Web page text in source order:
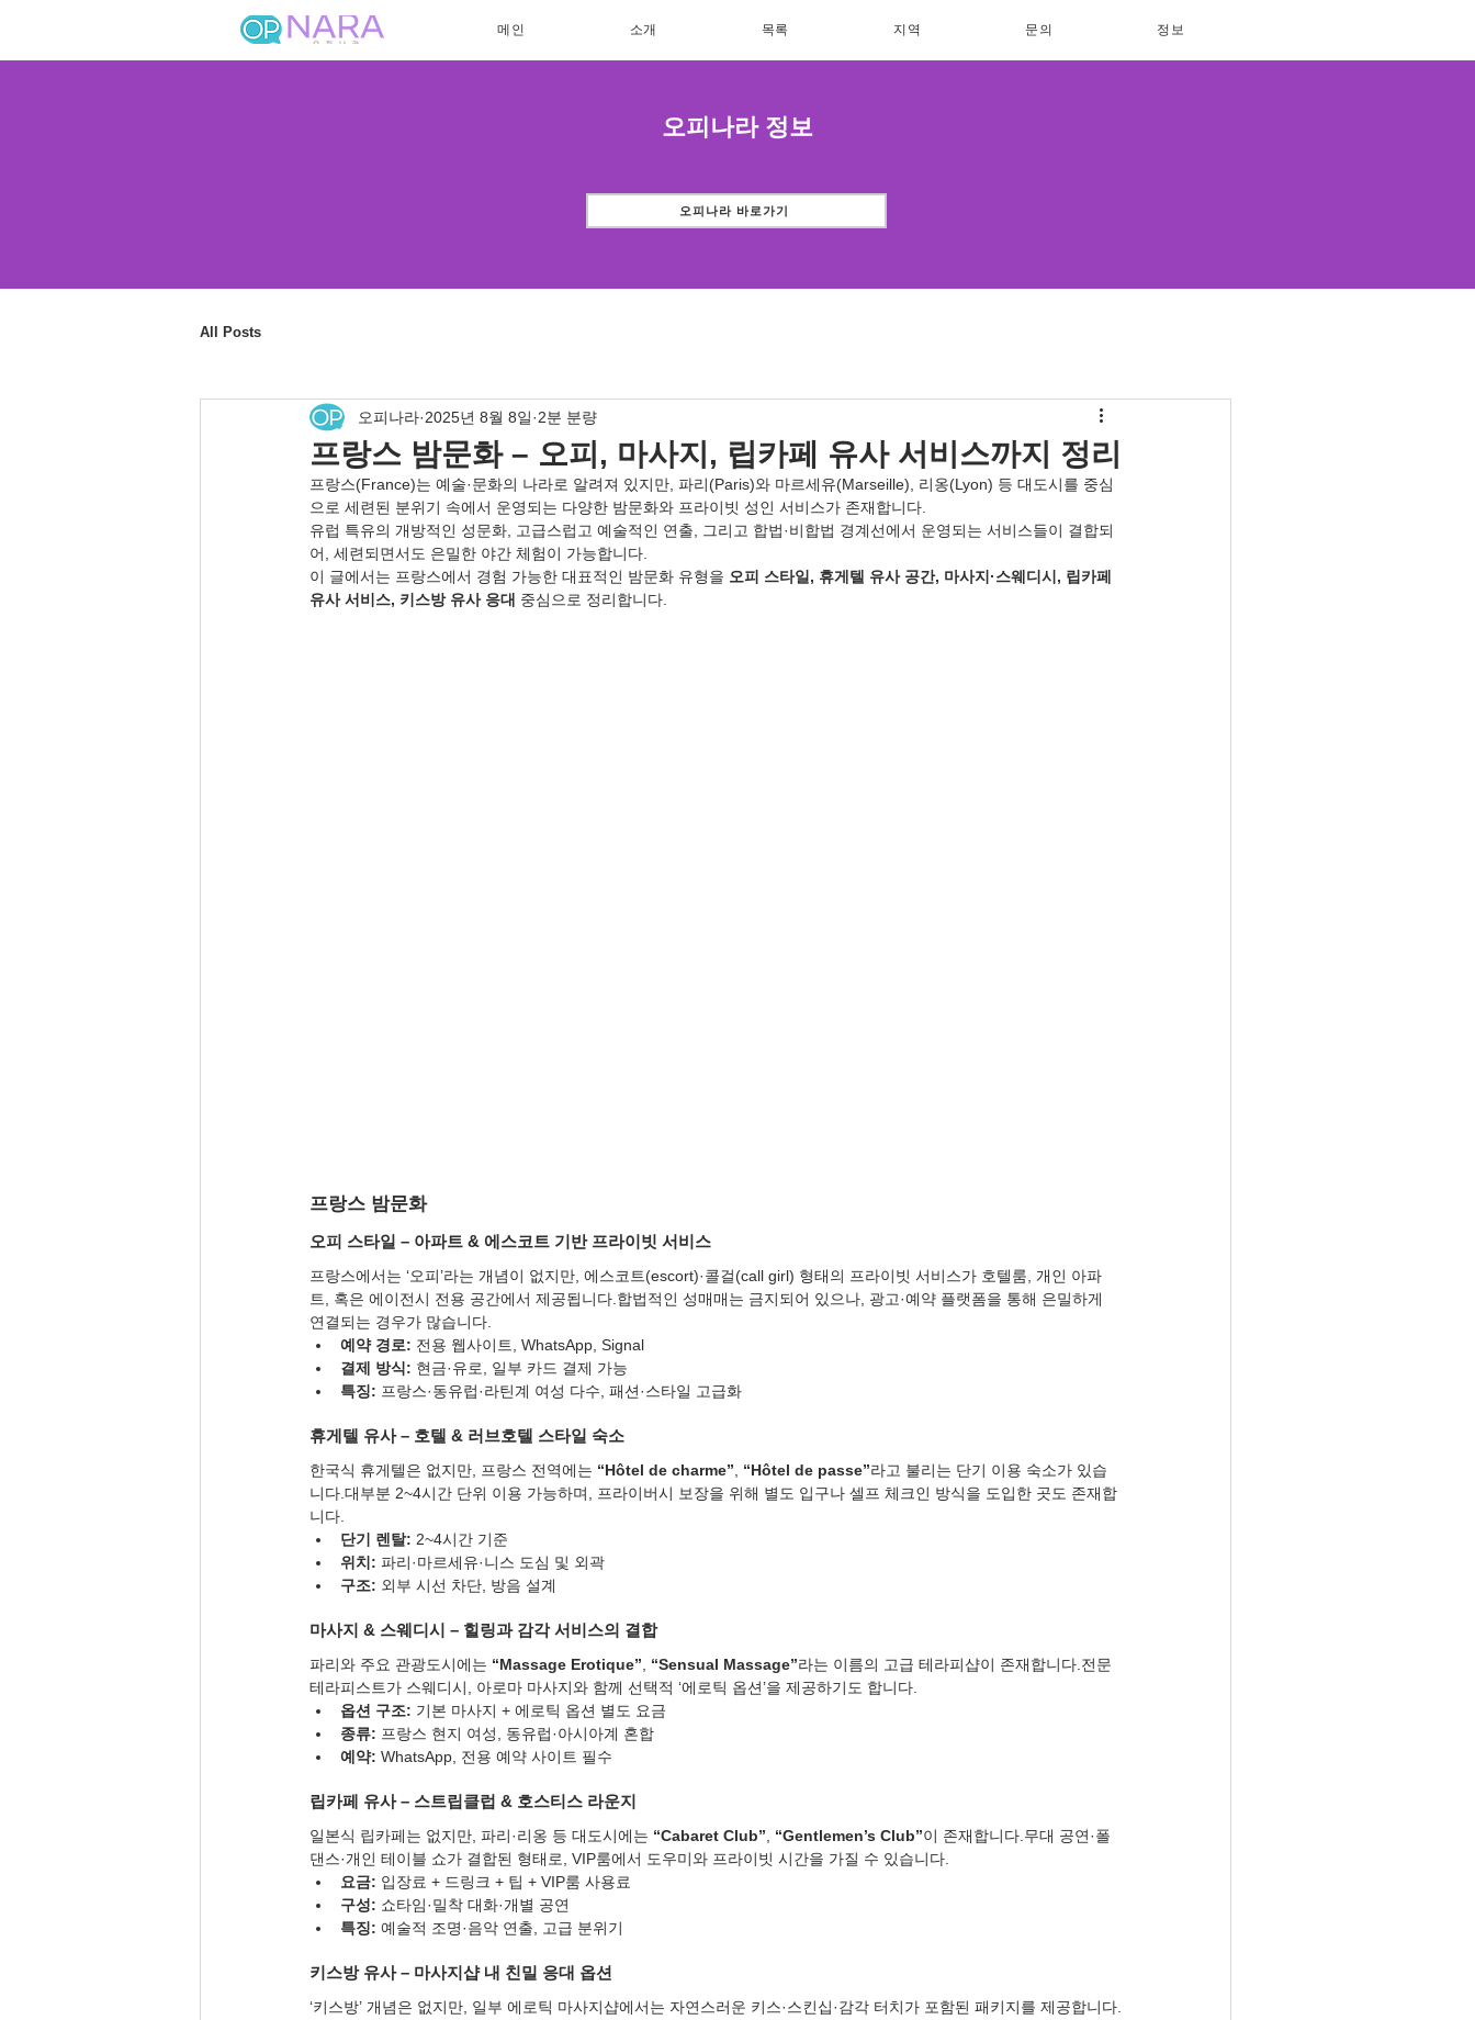
메인 소개 목록 지역 문의 정보
오피나라 정보
오피나라 바로가기
All Posts
프랑스 밤문화 – 오피, 마사지, 립카페 유사 서비스까지 정리
오피나라 2025년 8월 8일 2분 분량
프랑스(France)는 예술·문화의 나라로 알려져 있지만, 파리(Paris)와 마르세유(Marseille), 리옹(Lyon) 등 대도시를 중심
으로 세련된 분위기 속에서 운영되는 다양한 밤문화와 프라이빗 성인 서비스가 존재합니다.
유럽 특유의 개방적인 성문화, 고급스럽고 예술적인 연출, 그리고 합법·비합법 경계선에서 운영되는 서비스들이 결합되
어, 세련되면서도 은밀한 야간 체험이 가능합니다.
이 글에서는 프랑스에서 경험 가능한 대표적인 밤문화 유형을 오피 스타일, 휴게텔 유사 공간, 마사지·스웨디시, 립카페
유사 서비스, 키스방 유사 응대 중심으로 정리합니다.
프랑스 밤문화
오피 스타일 – 아파트 & 에스코트 기반 프라이빗 서비스
프랑스에서는 ‘오피’라는 개념이 없지만, 에스코트(escort)·콜걸(call girl) 형태의 프라이빗 서비스가 호텔룸, 개인 아파
트, 혹은 에이전시 전용 공간에서 제공됩니다.합법적인 성매매는 금지되어 있으나, 광고·예약 플랫폼을 통해 은밀하게
연결되는 경우가 많습니다.
예약 경로: 전용 웹사이트, WhatsApp, Signal
결제 방식: 현금·유로, 일부 카드 결제 가능
특징: 프랑스·동유럽·라틴계 여성 다수, 패션·스타일 고급화
휴게텔 유사 – 호텔 & 러브호텔 스타일 숙소
한국식 휴게텔은 없지만, 프랑스 전역에는 “Hôtel de charme”, “Hôtel de passe”라고 불리는 단기 이용 숙소가 있습
니다.대부분 2~4시간 단위 이용 가능하며, 프라이버시 보장을 위해 별도 입구나 셀프 체크인 방식을 도입한 곳도 존재합
니다.
단기 렌탈: 2~4시간 기준
위치: 파리·마르세유·니스 도심 및 외곽
구조: 외부 시선 차단, 방음 설계
마사지 & 스웨디시 – 힐링과 감각 서비스의 결합
파리와 주요 관광도시에는 “Massage Erotique”, “Sensual Massage”라는 이름의 고급 테라피샵이 존재합니다.전문
테라피스트가 스웨디시, 아로마 마사지와 함께 선택적 ‘에로틱 옵션’을 제공하기도 합니다.
옵션 구조: 기본 마사지 + 에로틱 옵션 별도 요금
종류: 프랑스 현지 여성, 동유럽·아시아계 혼합
예약: WhatsApp, 전용 예약 사이트 필수
립카페 유사 – 스트립클럽 & 호스티스 라운지
일본식 립카페는 없지만, 파리·리옹 등 대도시에는 “Cabaret Club”, “Gentlemen’s Club”이 존재합니다.무대 공연·폴
댄스·개인 테이블 쇼가 결합된 형태로, VIP룸에서 도우미와 프라이빗 시간을 가질 수 있습니다.
요금: 입장료 + 드링크 + 팁 + VIP룸 사용료
구성: 쇼타임·밀착 대화·개별 공연
특징: 예술적 조명·음악 연출, 고급 분위기
키스방 유사 – 마사지샵 내 친밀 응대 옵션
‘키스방’ 개념은 없지만, 일부 에로틱 마사지샵에서는 자연스러운 키스·스킨십·감각 터치가 포함된 패키지를 제공합니다.